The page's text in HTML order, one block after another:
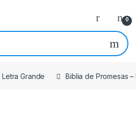
0
Letra Grande Biblia de Promesas